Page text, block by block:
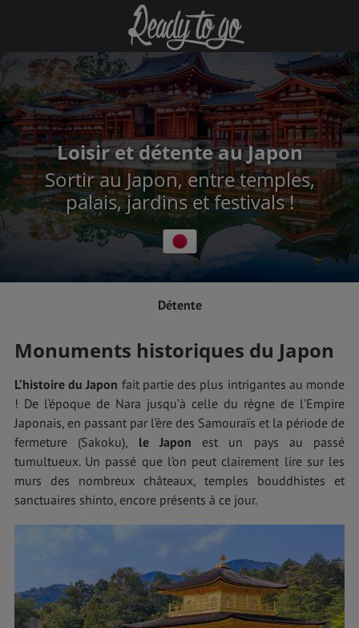
Loisir et détente au Japon
Sortir au Japon, entre temples,
palais, jardins et festivals !
Détente
Monuments historiques du Japon
L’histoire du Japon fait partie des plus intrigantes au monde
! De l’époque de Nara jusqu’à celle du règne de l’Empire
Japonais, en passant par l’ère des Samouraïs et la période de
fermeture (Sakoku), le Japon est un pays au passé
tumultueux. Un passé que l’on peut clairement lire sur les
murs des nombreux châteaux, temples bouddhistes et
sanctuaires shinto, encore présents à ce jour.